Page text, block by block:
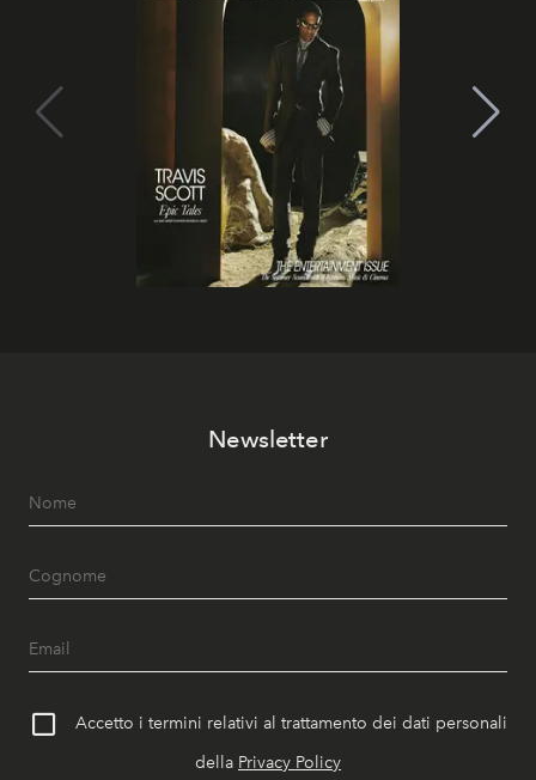
Newsletter
Accetto i termini relativi al trattamento dei dati personali
della Privacy Policy